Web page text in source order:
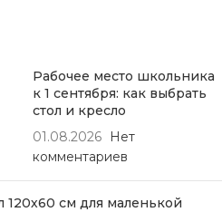
Рабочее место школьника
к 1 сентября: как выбрать
стол и кресло
01.08.2026
Нет
комментариев
120х60 см для маленькой